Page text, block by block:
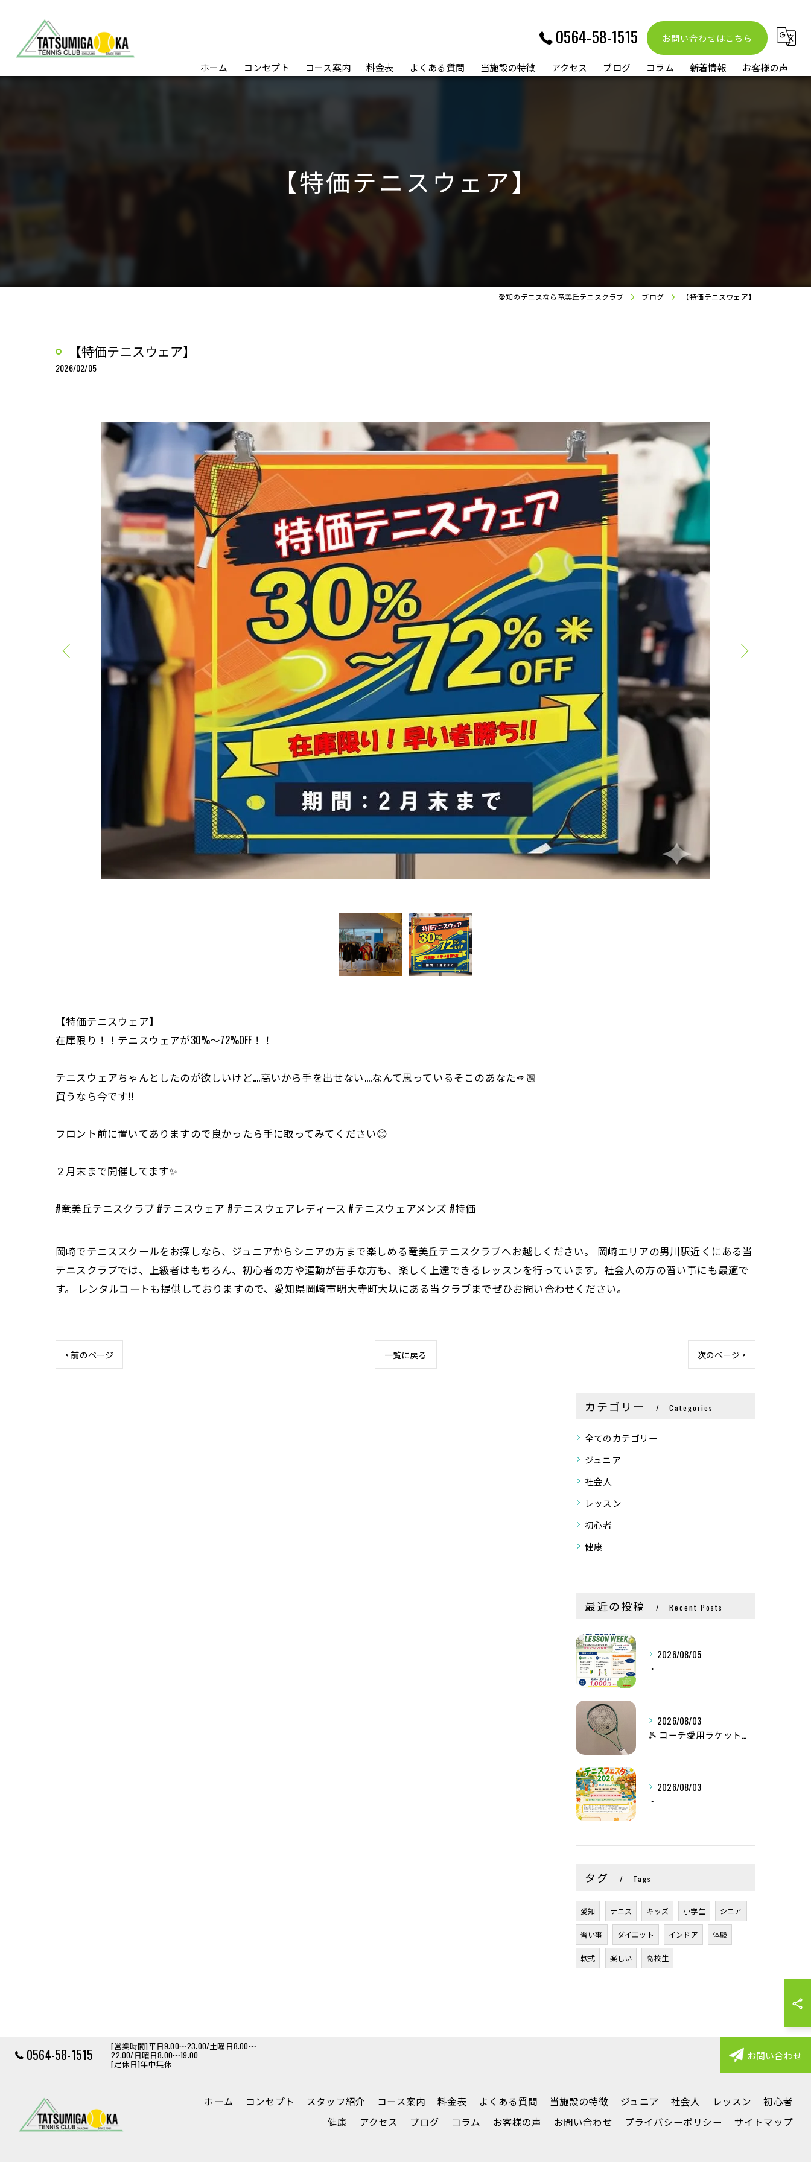
0564-58-1515 お問い合わせはこちら
ホーム コンセプト コース案内 料金表 よくある質問 当施設の特徴
初心者
アクセス ブログ コラム 新着情報 お客様の声
【特価テニスウェア】
愛知のテニスなら竜美丘テニスクラブ ブログ 【特価テニスウェア】
【特価テニスウェア】
2026/02/05
【特価テニスウェア】
在庫限り！！テニスウェアが30%〜72%OFF！！
テニスウェアちゃんとしたのが欲しいけど....高いから手を出せない....なんて思っているそこのあなた🫵🏼
買うなら今です‼️
フロント前に置いてありますので良かったら手に取ってみてください😊
２月末まで開催してます✨
#竜美丘テニスクラブ #テニスウェア #テニスウェアレディース #テニスウェアメンズ #特価
岡崎でテニススクールをお探しなら、ジュニアからシニアの方まで楽しめる竜美丘テニスクラブへお越しください。 岡崎エリアの男川駅近くにある当
テニスクラブでは、上級者はもちろん、初心者の方や運動が苦手な方も、楽しく上達できるレッスンを行っています。社会人の方の習い事にも最適で
す。 レンタルコートも提供しておりますので、愛知県岡崎市明大寺町大圦にある当クラブまでぜひお問い合わせください。
< 前のページ 一覧に戻る 次のページ >
カテゴリー Categories
全てのカテゴリー
ジュニア
社会人
レッスン
初心者
健康
最近の投稿 Recent Posts
2026/08/05
・
2026/08/03
🎾 コーチ愛用ラケット紹介 vol.1
2026/08/03
・
タグ Tags
愛知 テニス キッズ 小学生 シニア
習い事 ダイエット インドア 体験
軟式 楽しい 高校生
0564-58-1515 [営業時間]平日9:00～23:00/土曜日8:00～
22:00/日曜日8:00～19:00
[定休日]年中無休
お問い合わせ
ホーム コンセプト スタッフ紹介 コース案内 料金表 よくある質問 当施設の特徴 ジュニア 社会人 レッスン
初心者
健康
アクセス ブログ コラム お客様の声 お問い合わせ プライバシーポリシー サイトマップ